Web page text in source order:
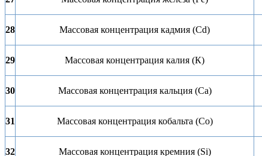
28 Массовая концентрация кадмия (Cd)
29 Массовая концентрация калия (К)
30 Массовая концентрация кальция (Ca)
31 Массовая концентрация кобальта (Co)
32 Массовая концентрация кремния (Si)